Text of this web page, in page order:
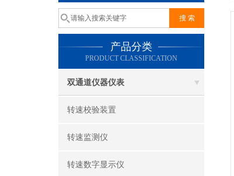
产品分类
PRODUCT CLASSIFICATION
双通道仪器仪表
转速校验装置
转速监测仪
转速数字显示仪